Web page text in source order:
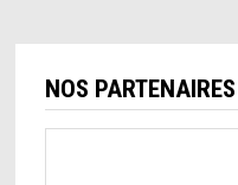
NOS PARTENAIRES